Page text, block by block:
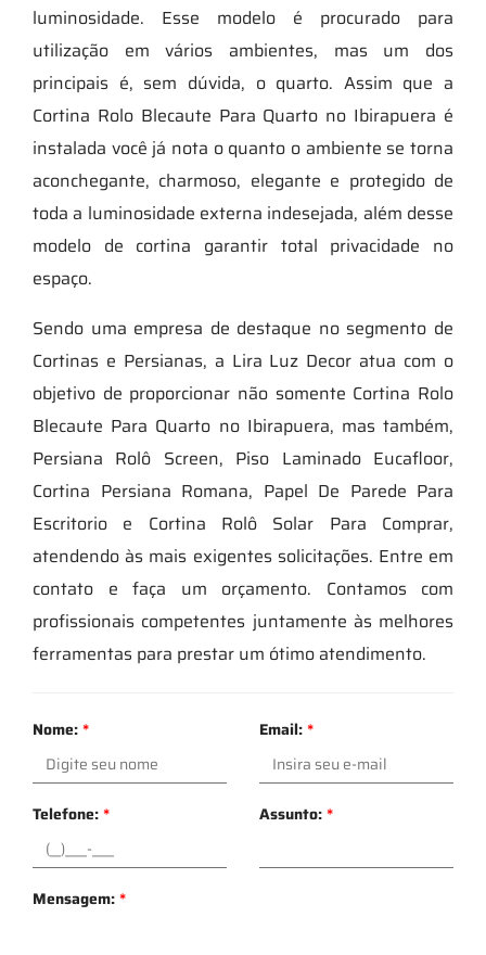
luminosidade. Esse modelo é procurado para
utilização em vários ambientes, mas um dos
principais é, sem dúvida, o quarto. Assim que a
Cortina Rolo Blecaute Para Quarto no Ibirapuera é
instalada você já nota o quanto o ambiente se torna
aconchegante, charmoso, elegante e protegido de
toda a luminosidade externa indesejada, além desse
modelo de cortina garantir total privacidade no
espaço.
Sendo uma empresa de destaque no segmento de
Cortinas e Persianas, a Lira Luz Decor atua com o
objetivo de proporcionar não somente Cortina Rolo
Blecaute Para Quarto no Ibirapuera, mas também,
Persiana Rolô Screen, Piso Laminado Eucafloor,
Cortina Persiana Romana, Papel De Parede Para
Escritorio e Cortina Rolô Solar Para Comprar,
atendendo às mais exigentes solicitações. Entre em
contato e faça um orçamento. Contamos com
profissionais competentes juntamente às melhores
ferramentas para prestar um ótimo atendimento.
Nome:* Email:*
Telefone:* Assunto:*
Mensagem:*